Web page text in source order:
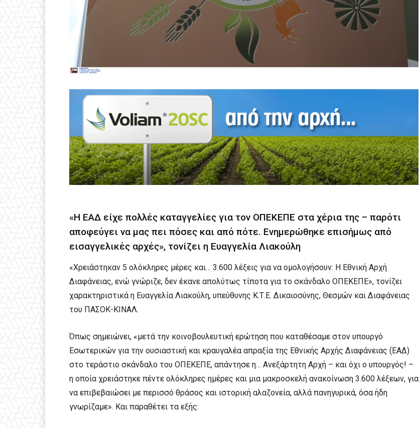
«Η ΕΑΔ είχε πολλές καταγγελίες για τον ΟΠΕΚΕΠΕ στα χέρια της – παρότι
αποφεύγει να μας πει πόσες και από πότε. Ενημερώθηκε επισήμως από
εισαγγελικές αρχές», τονίζει η Ευαγγελία Λιακούλη
«Χρειάστηκαν 5 ολόκληρες μέρες και… 3.600 λέξεις για να ομολογήσουν: Η Εθνική Αρχή
Διαφάνειας, ενώ γνώριζε, δεν έκανε απολύτως τίποτα για το σκάνδαλο ΟΠΕΚΕΠΕ», τονίζει
χαρακτηριστικά η Ευαγγελία Λιακούλη, υπεύθυνης Κ.Τ.Ε. Δικαιοσύνης, Θεσμών και Διαφάνειας
του ΠΑΣΟΚ-ΚΙΝΑΛ.
Όπως σημειώνει, «μετά την κοινοβουλευτική ερώτηση που καταθέσαμε στον υπουργό
Εσωτερικών για την ουσιαστική και κραυγαλέα απραξία της Εθνικής Αρχής Διαφάνειας (ΕΑΔ)
στο τεράστιο σκάνδαλο του ΟΠΕΚΕΠΕ, απάντησε η… Ανεξάρτητη Αρχή – και όχι ο υπουργός! –
η οποία χρειάστηκε πέντε ολόκληρες ημέρες και μια μακροσκελή ανακοίνωση 3.600 λέξεων, για
να επιβεβαιώσει με περισσό θράσος και ιστορική αλαζονεία, αλλά πανηγυρικά, όσα ήδη
γνωρίζαμε». Και παραθέτει τα εξής: